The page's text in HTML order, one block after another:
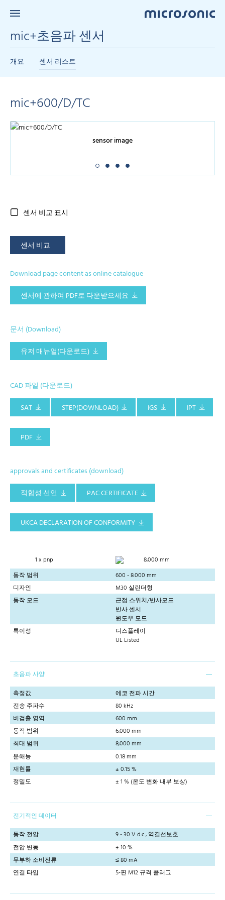
mic+초음파 센서
개요 센서 리스트
mic+600/D/TC
sensor image
센서 비교 표시
센서 비교
Download page content as online catalogue
센서에 관하여 PDF로 다운받으세요
문서 (Download)
유저 매뉴얼(다운로드)
CAD 파일 (다운로드)
SAT
STEP(DOWNLOAD) IGS IPT
PDF
approvals and certificates (download)
적합성 선언
PAC CERTIFICATE
UKCA DECLARATION OF CONFORMITY
1 x pnp
8,000 mm
동작 범위
600 - 8.000 mm
디자인
M30 실린더형
동작 모드
근접 스위치/반사모드
반사 센서
윈도우 모드
특이성
디스플레이
UL Listed
초음파 사양
측정값
에코 전파 시간
전송 주파수
80 kHz
비검출 영역
600 mm
동작 범위
6,000 mm
최대 범위
8,000 mm
분해능
0.18 mm
재현률
± 0.15 %
정밀도
± 1 % (온도 변화 내부 보상)
전기적인 데이터
동작 전압
9 - 30 V d.c., 역결선보호
전압 변동
± 10 %
무부하 소비전류
≤ 80 mA
연결 타입
5-핀 M12 규격 플러그